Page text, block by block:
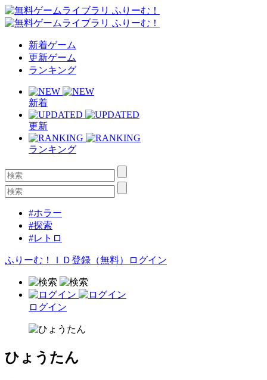
新着ゲーム
更新ゲーム
ランキング
新着
更新
ランキング
#ホラー
#探索
#レトロ
ふりーむ！ＩＤ登録（無料） ログイン
ログイン
ひょうたん